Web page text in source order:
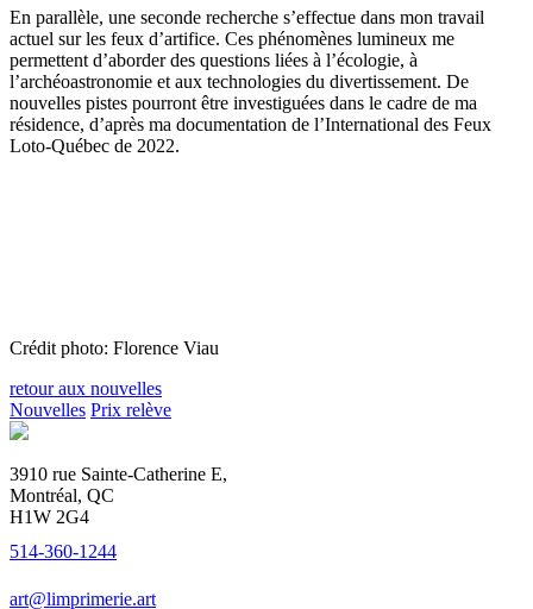
En parallèle, une seconde recherche s’effectue dans mon travail
actuel sur les feux d’artifice. Ces phénomènes lumineux me
permettent d’aborder des questions liées à l’écologie, à
l’archéoastronomie et aux technologies du divertissement. De
nouvelles pistes pourront être investiguées dans le cadre de ma
résidence, d’après ma documentation de l’International des Feux
Loto-Québec de 2022.
Crédit photo: Florence Viau
retour aux nouvelles
Nouvelles Prix relève
3910 rue Sainte-Catherine E,
Montréal, QC
H1W 2G4
514-360-1244
art@limprimerie.art